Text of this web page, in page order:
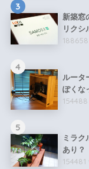
3
新築窓
リクシ
4
ルータ
ぽくな
5
ミラク
あり？